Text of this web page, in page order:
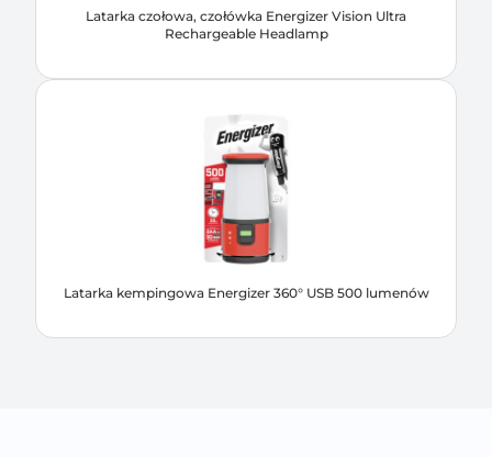
Latarka czołowa, czołówka Energizer Vision Ultra
Rechargeable Headlamp
Latarka kempingowa Energizer 360° USB 500 lumenów